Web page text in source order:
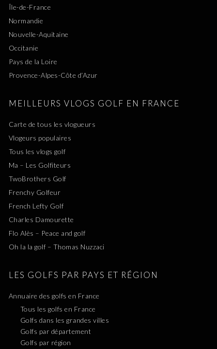
Île-de-France
Normandie
Nouvelle-Aquitaine
Occitanie
Pays de la Loire
Provence-Alpes-Côte d’Azur
MEILLEURS VLOGS GOLF EN FRANCE
Carte de tous les vlogueurs
Vlogeurs populaires
Tous les vlogs golf
Ma – Les Golfiteurs
TwoBrothers Golf
Frenchy Golfeur
French Lefty Golf
Charles Damourette
Flo Alès – Peace and golf
Oh la la golf – Thomas Nuzzaci
LES GOLFS PAR PAYS ET RÉGION
Annuaire des golfs en France
Tous les golfs en France
Golfs dans les grandes villes
Golfs par département
Golfs par région